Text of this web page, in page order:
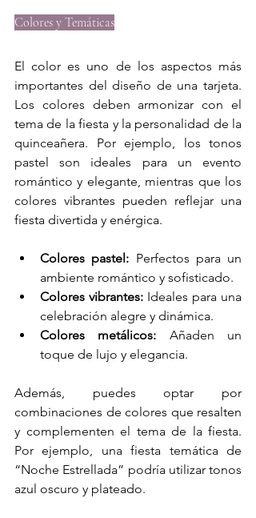
Colores y Temáticas
El color es uno de los aspectos más
importantes del diseño de una tarjeta.
Los colores deben armonizar con el
tema de la fiesta y la personalidad de la
quinceañera. Por ejemplo, los tonos
pastel son ideales para un evento
romántico y elegante, mientras que los
colores vibrantes pueden reflejar una
fiesta divertida y enérgica.
Colores pastel: Perfectos para un
ambiente romántico y sofisticado.
Colores vibrantes: Ideales para una
celebración alegre y dinámica.
Colores metálicos: Añaden un
toque de lujo y elegancia.
Además, puedes optar por
combinaciones de colores que resalten
y complementen el tema de la fiesta.
Por ejemplo, una fiesta temática de
“Noche Estrellada” podría utilizar tonos
azul oscuro y plateado.